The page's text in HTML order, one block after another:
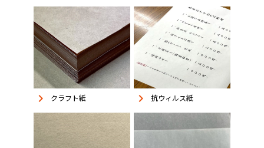
keyboard_arrow_right クラフト紙 keyboard_arrow_right 抗ウィルス紙